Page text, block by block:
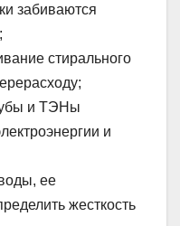
забиваются
стирального
и ТЭНы
и